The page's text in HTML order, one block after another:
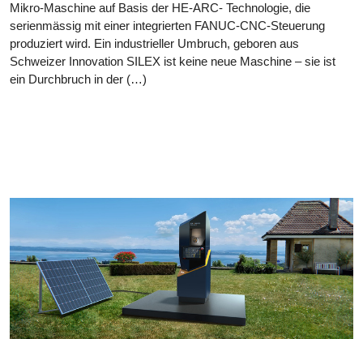
Mikro-Maschine auf Basis der HE-ARC- Technologie, die
serienmässig mit einer integrierten FANUC-CNC-Steuerung
produziert wird. Ein industrieller Umbruch, geboren aus
Schweizer Innovation SILEX ist keine neue Maschine – sie ist
ein Durchbruch in der (…)